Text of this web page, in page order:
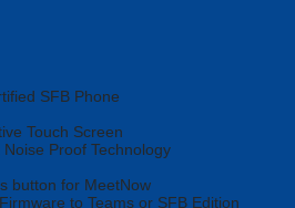
SFB Phone
Touch Screen
Proof Technology
button for MeetNow
to Teams or SFB Edition